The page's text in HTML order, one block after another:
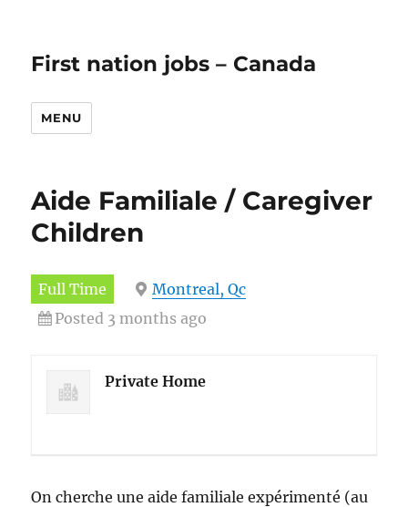
First nation jobs – Canada
MENU
Aide Familiale / Caregiver
Children
Full Time
Montreal, Qc
Posted 3 months ago
Private Home
On cherche une aide familiale expérimenté (au